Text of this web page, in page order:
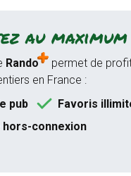
au
Rando
permet de
en France :
pub
Favoris
hors-connexion